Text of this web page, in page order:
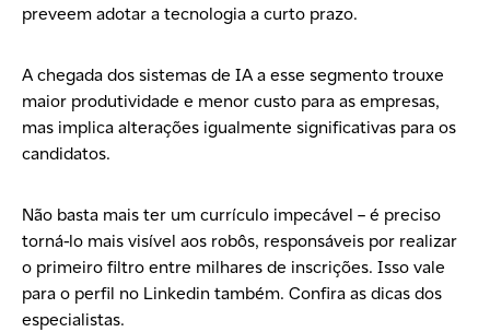
preveem adotar a tecnologia a curto prazo.
A chegada dossistemasde IAa esse segmento trouxe
maior produtividade e menor custo para as empresas,
mas implica alterações igualmente significativas para os
candidatos.
Não basta mais ter um currículo impecável – é preciso
torná-lo mais visível aos robôs, responsáveis por realizar
o primeiro filtroentre milhares de inscrições. Isso vale
para o perfil no Linkedintambém. Confira as dicas dos
especialistas.